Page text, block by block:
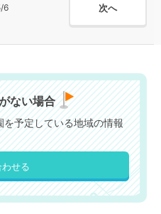
6 次へ
ない場合
予定している地域の情報
せる